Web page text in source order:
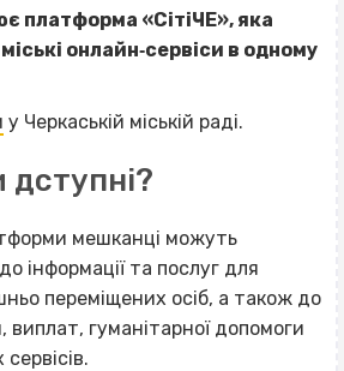
платформа «СітіЧЕ», яка
онлайн‐сервіси в одному
у Черкаській міській раді.
дступні?
мешканці можуть
інформації та послуг для
переміщених осіб, а також до
гуманітарної допомоги